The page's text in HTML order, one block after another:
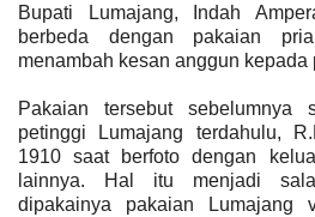
Bupati Lumajang, Indah
berbeda dengan pakaian
menambah kesan anggun kepada
Pakaian tersebut sebelumnya
petinggi Lumajang terdahulu,
1910 saat berfoto dengan
lainnya. Hal itu menjadi
dipakainya pakaian Lumajang